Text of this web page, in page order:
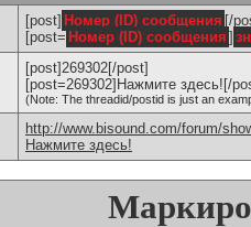
[post] Номер (ID) сообщения [/
[post= Номер (ID) сообщения ]
[post]269302[/post]
[post=269302]Нажмите здесь![/
(Note: The threadid/postid is just an
http://www.bisound.com/forum/
Нажмите здесь!